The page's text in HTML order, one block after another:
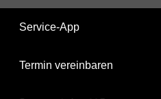
Service-App
Termin vereinbaren